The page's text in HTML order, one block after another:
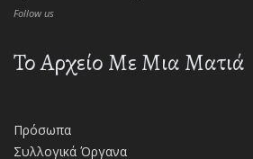
Follow us
Το Αρχείο Με Μια Ματιά
Πρόσωπα
Συλλογικά Όργανα